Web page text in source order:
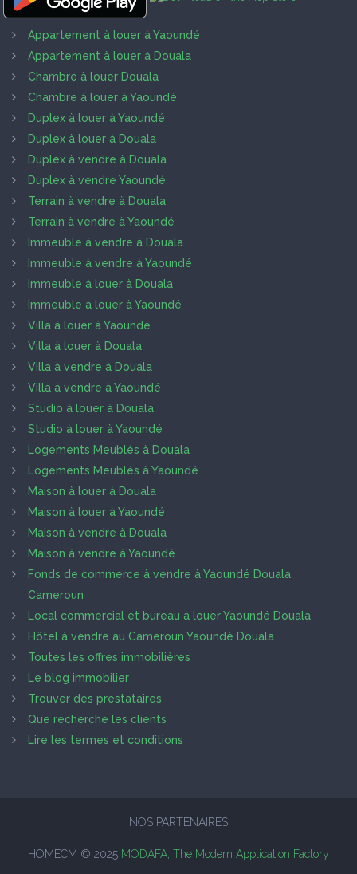
Appartement à louer à Yaoundé
Appartement à louer à Douala
Chambre à louer Douala
Chambre à louer à Yaoundé
Duplex à louer à Yaoundé
Duplex à louer à Douala
Duplex à vendre à Douala
Duplex à vendre Yaoundé
Terrain à vendre à Douala
Terrain à vendre à Yaoundé
Immeuble à vendre à Douala
Immeuble à vendre à Yaoundé
Immeuble à louer à Douala
Immeuble à louer à Yaoundé
Villa à louer à Yaoundé
Villa à louer à Douala
Villa à vendre à Douala
Villa à vendre à Yaoundé
Studio à louer à Douala
Studio à louer à Yaoundé
Logements Meublés à Douala
Logements Meublés à Yaoundé
Maison à louer à Douala
Maison à louer à Yaoundé
Maison à vendre à Douala
Maison à vendre à Yaoundé
Fonds de commerce à vendre à Yaoundé Douala
Cameroun
Local commercial et bureau à louer Yaoundé Douala
Hôtel à vendre au Cameroun Yaoundé Douala
Toutes les offres immobilières
Le blog immobilier
Trouver des prestataires
Que recherche les clients
Lire les termes et conditions
NOS PARTENAIRES
HOMECM © 2025 MODAFA, The Modern Application Factory